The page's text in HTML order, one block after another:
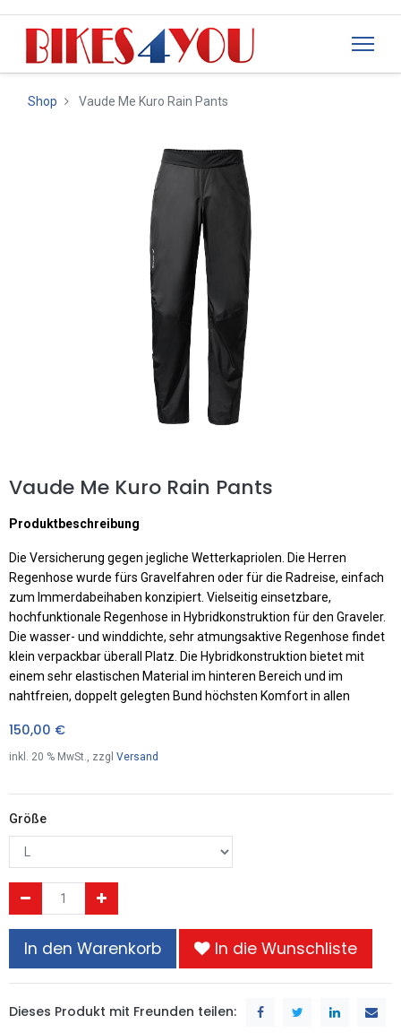
Shop Vaude Me Kuro Rain Pants
Vaude Me Kuro Rain Pants
Produktbeschreibung
Die Versicherung gegen jegliche Wetterkapriolen. Die Herren
Regenhose wurde fürs Gravelfahren oder für die Radreise, einfach
zum Immerdabeihaben konzipiert. Vielseitig einsetzbare,
hochfunktionale Regenhose in Hybridkonstruktion für den Graveler.
Die wasser- und winddichte, sehr atmungsaktive Regenhose findet
klein verpackbar überall Platz. Die Hybridkonstruktion bietet mit
einem sehr elastischen Material im hinteren Bereich und im
nahtfreien, doppelt gelegten Bund höchsten Komfort in allen
150,00 €
inkl. 20 % MwSt., zzgl Versand
Größe
In den Warenkorb In die Wunschliste
Dieses Produkt mit Freunden teilen: